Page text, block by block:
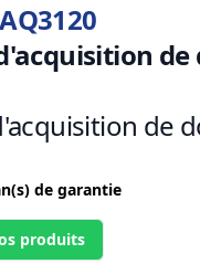
de
de
de garantie
produits